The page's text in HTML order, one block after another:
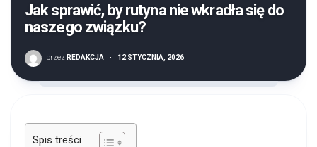
Jak sprawić, by rutyna nie wkradła się do
naszego związku?
przez REDAKCJA · 12 STYCZNIA, 2026
Spis treści